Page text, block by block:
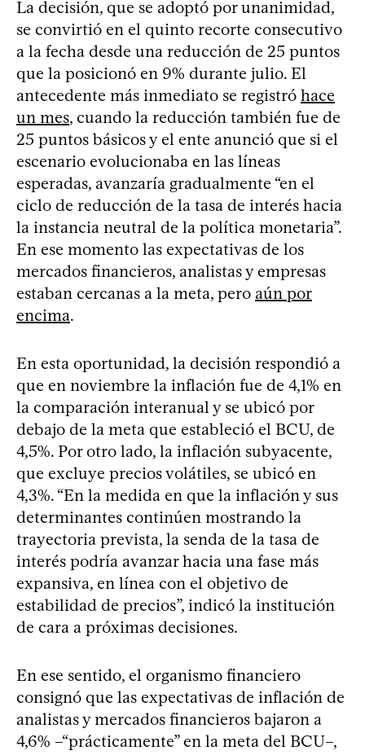
La decisión, que se adoptó por unanimidad,
se convirtió en el quinto recorte consecutivo
a la fecha desde una reducción de 25 puntos
que la posicionó en 9% durante julio. El
antecedente más inmediato se registró hace
un mes, cuando la reducción también fue de
25 puntos básicos y el ente anunció que si el
escenario evolucionaba en las líneas
esperadas, avanzaría gradualmente “en el
ciclo de reducción de la tasa de interés hacia
la instancia neutral de la política monetaria”.
En ese momento las expectativas de los
mercados financieros, analistas y empresas
estaban cercanas a la meta, pero aún por
encima.
En esta oportunidad, la decisión respondió a
que en noviembre la inflación fue de 4,1% en
la comparación interanual y se ubicó por
debajo de la meta que estableció el BCU, de
4,5%. Por otro lado, la inflación subyacente,
que excluye precios volátiles, se ubicó en
4,3%. “En la medida en que la inflación y sus
determinantes continúen mostrando la
trayectoria prevista, la senda de la tasa de
interés podría avanzar hacia una fase más
expansiva, en línea con el objetivo de
estabilidad de precios”, indicó la institución
de cara a próximas decisiones.
En ese sentido, el organismo financiero
consignó que las expectativas de inflación de
analistas y mercados financieros bajaron a
4,6% –“prácticamente” en la meta del BCU–,